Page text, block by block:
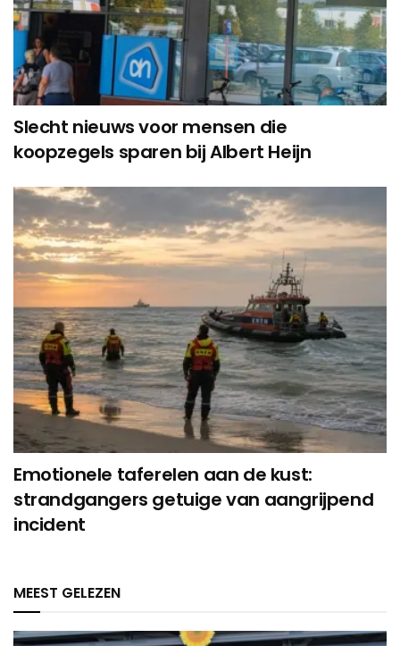
Slecht nieuws voor mensen die
koopzegels sparen bij Albert Heijn
Emotionele taferelen aan de kust:
strandgangers getuige van aangrijpend
incident
MEEST GELEZEN